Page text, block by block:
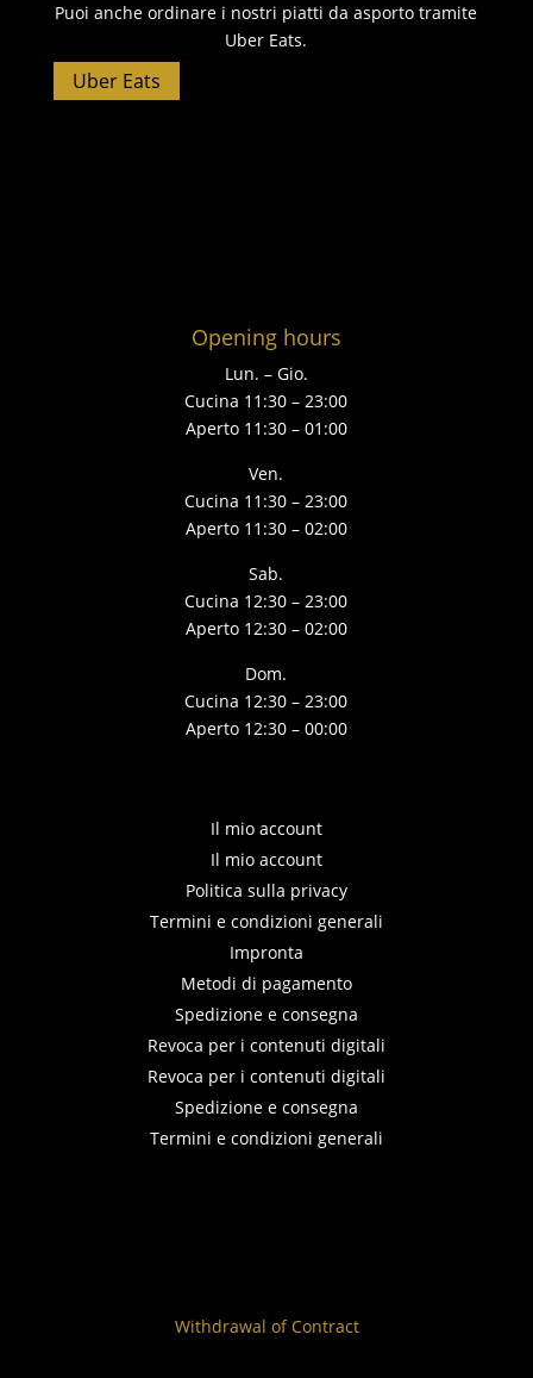
Puoi anche ordinare i nostri piatti da asporto tramite
Uber Eats.
Uber Eats
Opening hours
Lun. – Gio.
Cucina 11:30 – 23:00
Aperto 11:30 – 01:00
Ven.
Cucina 11:30 – 23:00
Aperto 11:30 – 02:00
Sab.
Cucina 12:30 – 23:00
Aperto 12:30 – 02:00
Dom.
Cucina 12:30 – 23:00
Aperto 12:30 – 00:00
Il mio account
Il mio account
Politica sulla privacy
Termini e condizioni generali
Impronta
Metodi di pagamento
Spedizione e consegna
Revoca per i contenuti digitali
Revoca per i contenuti digitali
Spedizione e consegna
Termini e condizioni generali
Withdrawal of Contract